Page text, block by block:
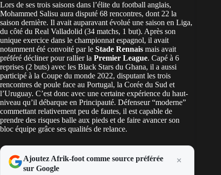
Lors de ses trois saisons dans l’élite du football anglais,
Mohammed Salisu aura disputé 68 rencontres, dont 22 la
saison dernière. Il avait auparavant évolué une saison en Liga,
du côté du Real Valladolid (34 matchs, 1 but). Après son
unique exercice dans le championnat espagnol, il avait
notamment été convoité par le Stade Rennais mais avait
préféré décliner pour rallier la Premier League. Capé à 6
reprises (2 buts) avec les Black Stars du Ghana, il a aussi
participé à la Coupe du monde 2022, disputant les trois
rencontres de poule face au Portugal, la Corée du Sud et
l’Uruguay. C’est donc avec une certaine expérience du haut-
niveau qu’il débarque en Principauté. Défenseur “moderne”
commettant relativement peu de fautes, il est capable de
prendre des risques balle aux pieds et de faire avancer son
bloc équipe grâce ses qualités de relance.
Ajoutez Afrik-foot comme source préférée
sur Google